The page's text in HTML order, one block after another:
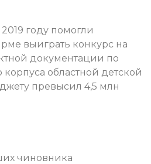
году помогли
выиграть конкурс на
документации по
корпуса областной детской
превысил 4,5 млн
чиновника